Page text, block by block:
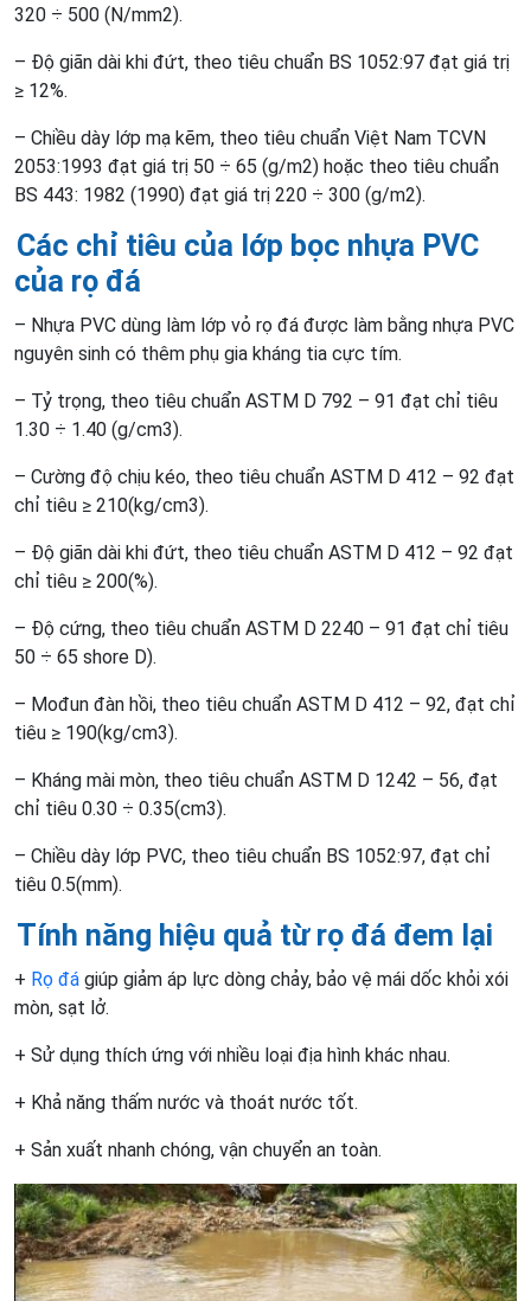
320 ÷ 500 (N/mm2).
– Độ giãn dài khi đứt, theo tiêu chuẩn BS 1052:97 đạt giá trị
≥ 12%.
– Chiều dày lớp mạ kẽm, theo tiêu chuẩn Việt Nam TCVN
2053:1993 đạt giá trị 50 ÷ 65 (g/m2) hoặc theo tiêu chuẩn
BS 443: 1982 (1990) đạt giá trị 220 ÷ 300 (g/m2).
Các chỉ tiêu của lớp bọc nhựa PVC
của rọ đá
– Nhựa PVC dùng làm lớp vỏ rọ đá được làm bằng nhựa PVC
nguyên sinh có thêm phụ gia kháng tia cực tím.
– Tỷ trọng, theo tiêu chuẩn ASTM D 792 – 91 đạt chỉ tiêu
1.30 ÷ 1.40 (g/cm3).
– Cường độ chịu kéo, theo tiêu chuẩn ASTM D 412 – 92 đạt
chỉ tiêu ≥ 210(kg/cm3).
– Độ giãn dài khi đứt, theo tiêu chuẩn ASTM D 412 – 92 đạt
chỉ tiêu ≥ 200(%).
– Độ cứng, theo tiêu chuẩn ASTM D 2240 – 91 đạt chỉ tiêu
50 ÷ 65 shore D).
– Mođun đàn hồi, theo tiêu chuẩn ASTM D 412 – 92, đạt chỉ
tiêu ≥ 190(kg/cm3).
– Kháng mài mòn, theo tiêu chuẩn ASTM D 1242 – 56, đạt
chỉ tiêu 0.30 ÷ 0.35(cm3).
– Chiều dày lớp PVC, theo tiêu chuẩn BS 1052:97, đạt chỉ
tiêu 0.5(mm).
Tính năng hiệu quả từ rọ đá đem lại
+ Rọ đá giúp giảm áp lực dòng chảy, bảo vệ mái dốc khỏi xói
mòn, sạt lở.
+ Sử dụng thích ứng với nhiều loại địa hình khác nhau.
+ Khả năng thấm nước và thoát nước tốt.
+ Sản xuất nhanh chóng, vận chuyển an toàn.